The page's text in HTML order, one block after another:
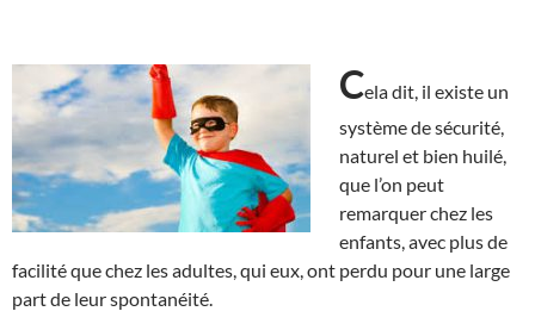
Cela dit, il existe un
système de sécurité,
naturel et bien huilé,
que l’on peut
remarquer chez les
enfants, avec plus de
facilité que chez les adultes, qui eux, ont perdu pour une large
part de leur spontanéité.